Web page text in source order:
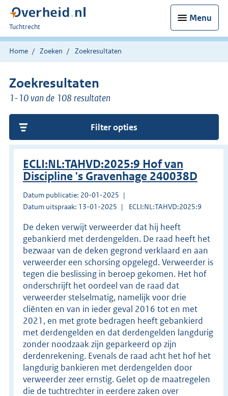
Menu
U
bent
hier:
Tuchtrecht
Home Zoeken Zoekresultaten
Zoekresultaten
1-10 van de 108 resultaten
Filter opties
ECLI:NL:TAHVD:2025:9 Hof van
Discipline 's Gravenhage 240038D
Datum publicatie: 20-01-2025
Datum uitspraak: 13-01-2025
ECLI:NL:TAHVD:2025:9
De deken verwijt verweerder dat hij heeft
gebankierd met derdengelden. De raad heeft het
bezwaar van de deken gegrond verklaard en aan
verweerder een schorsing opgelegd. Verweerder is
tegen die beslissing in beroep gekomen. Het hof
onderschrijft het oordeel van de raad dat
verweerder stelselmatig, namelijk voor drie
cliënten en van in ieder geval 2016 tot en met
2021, en met grote bedragen heeft gebankierd
met derdengelden en dat derdengelden langdurig
zonder noodzaak zijn geparkeerd op zijn
derdenrekening. Evenals de raad acht het hof het
langdurig bankieren met derdengelden door
verweerder zeer ernstig. Gelet op de maatregelen
die de tuchtrechter in eerdere zaken over